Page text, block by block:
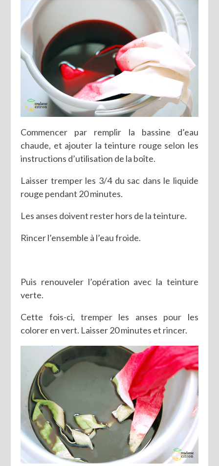
Commencer par remplir la bassine d’eau
chaude, et ajouter la teinture rouge selon les
instructions d’utilisation de la boîte.
Laisser tremper les 3/4 du sac dans le liquide
rouge pendant 20 minutes.
Les anses doivent rester hors de la teinture.
Rincer l’ensemble à l’eau froide.
Puis renouveler l’opération avec la teinture
verte.
Cette fois-ci, tremper les anses pour les
colorer en vert. Laisser 20 minutes et rincer.